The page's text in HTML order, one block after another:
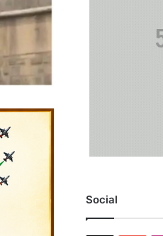
Social